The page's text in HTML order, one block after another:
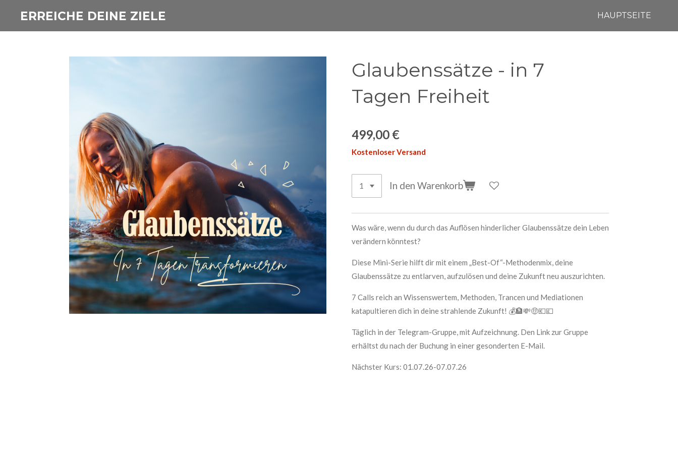
ERREICHE DEINE ZIELE HAUPTSEITE
Glaubenssätze - in 7
Tagen Freiheit
499,00 €
Kostenloser Versand
In den Warenkorb
Was wäre, wenn du durch das Auflösen hinderlicher Glaubenssätze dein Leben
verändern könntest?
Diese Mini-Serie hilft dir mit einem „Best-Of“-Methodenmix, deine
Glaubenssätze zu entlarven, aufzulösen und deine Zukunft neu auszurichten.
7 Calls reich an Wissenswertem, Methoden, Trancen und Mediationen
katapultieren dich in deine strahlende Zukunft! 💰🏦💸🤑💶💷
Täglich in der Telegram-Gruppe, mit Aufzeichnung. Den Link zur Gruppe
erhältst du nach der Buchung in einer gesonderten E-Mail.
Nächster Kurs: 01.07.26-07.07.26